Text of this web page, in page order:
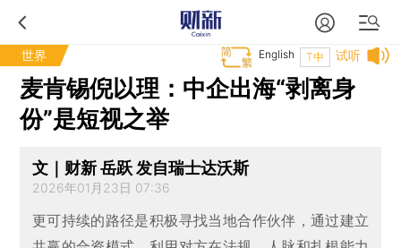
世界 试听
T中
English
麦肯锡倪以理：中企出海“剥离身
份”是短视之举
文｜财新 岳跃 发自瑞士达沃斯
2026年01月23日 07:36
更可持续的路径是积极寻找当地合作伙伴，通过建立